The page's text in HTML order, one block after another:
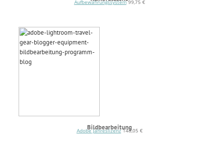
Aufbewahrungssystem99,75 €
Bildbearbeitung
Adobe Jahreslizenz148,05 €